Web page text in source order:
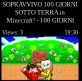
SOPRAVVIVO 100 GIORNI
SOTTO TERRA in
Minecraft! - 100 GIORNI
SOTTOTERRA EP. 1
19:30
Views: 3